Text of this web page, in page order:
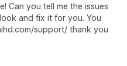
Can you tell me the issues
and fix it for you. You
support/ thank you